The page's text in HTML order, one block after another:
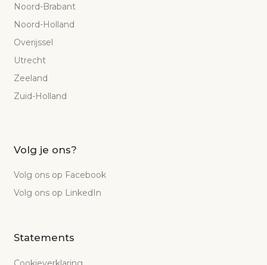
Noord-Brabant
Noord-Holland
Overijssel
Utrecht
Zeeland
Zuid-Holland
Volg je ons?
Volg ons op Facebook
Volg ons op LinkedIn
Statements